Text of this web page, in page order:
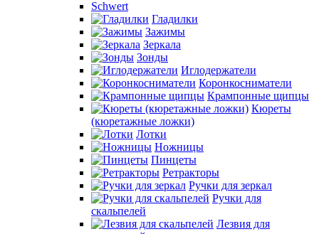
Schwert
Гладилки
Зажимы
Зеркала
Зонды
Иглодержатели
Коронкосниматели
Крампонные щипцы
Кюреты
(кюретажные ложки)
Лотки
Ножницы
Пинцеты
Ретракторы
Ручки для зеркал
Ручки для
скальпелей
Лезвия для